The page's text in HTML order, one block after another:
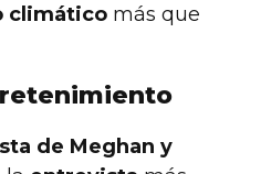
climático más que
de Meghan y